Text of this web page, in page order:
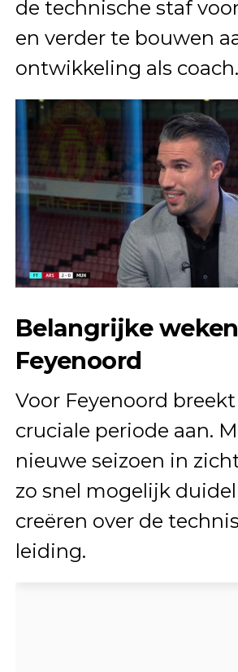
de technische staf
en verder te bouwen
ontwikkeling als coach.
Belangrijke
Feyenoord
Voor Feyenoord
cruciale periode aan.
nieuwe seizoen in
zo snel mogelijk
creëren over de
leiding.